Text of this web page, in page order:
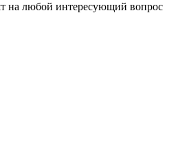
на любой интересующий вопрос